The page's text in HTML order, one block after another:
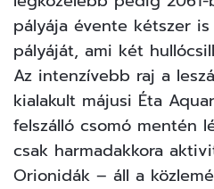
pályája évente kétszer
pályáját, ami két
Az intenzívebb raj a
kialakult májusi Éta
felszálló csomó mentén
csak harmadakkora
Orionidák – áll a